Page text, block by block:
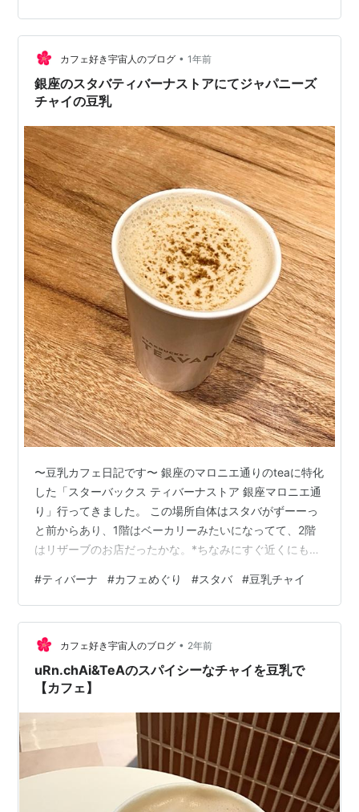
オーストラリアカフェらしいドリンクがあるみたい。チ
ャイもありました！！ Instagramによれば、ソイは“あ
の”ボンソイを使ってるということで！ ↑これね笑 ☆チ
ャイ(豆乳)…
カフェ好き宇宙人のブログ • 1年前
銀座のスタバティバーナストアにてジャパニーズ
チャイの豆乳
〜豆乳カフェ日記です〜 銀座のマロニエ通りのteaに特化
した「スターバックス ティバーナストア 銀座マロニエ通
り」行ってきました。 この場所自体はスタバがずーーっ
と前からあり、1階はベーカリーみたいになってて、2階
はリザーブのお店だったかな。*ちなみにすぐ近くにもス
ことありですが、銀座は初。銀座という街自体が好きな
のでワクワクが倍になります。 ティバーナのお店にしか
ないドリンクがあるので、お茶派の人はいろいろ楽しめ
ると思います。 入り口が1階の店舗と違い、とまどいまし
たが、すぐ横の階段降りればよかっただけでしたw 店内
はカラフルな感じでかわい…
#ティバーナ #カフェめぐり #スタバ #豆乳チャイ
カフェ好き宇宙人のブログ • 2年前
uRn.chAi&TeAのスパイシーなチャイを豆乳で
【カフェ】